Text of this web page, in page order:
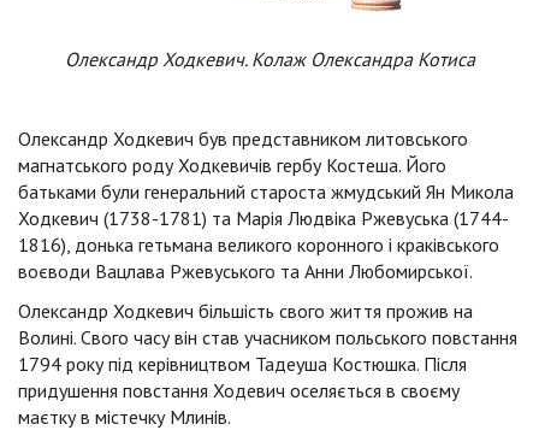
Олександр Ходкевич. Колаж Олександра Котиса
Олександр Ходкевич був представником литовського
магнатського роду Ходкевичів гербу Костеша. Його
батьками були генеральний староста жмудський Ян Микола
Ходкевич (1738-1781) та Марія Людвіка Ржевуська (1744-
1816), донька гетьмана великого коронного і краківського
воєводи Вацлава Ржевуського та Анни Любомирської.
Олександр Ходкевич більшість свого життя прожив на
Волині. Свого часу він став учасником польського повстання
1794 року під керівництвом Тадеуша Костюшка. Після
придушення повстання Ходевич оселяється в своєму
маєтку в містечку Млинів.